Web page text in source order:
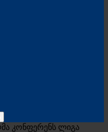
კონფერენს ლიგა